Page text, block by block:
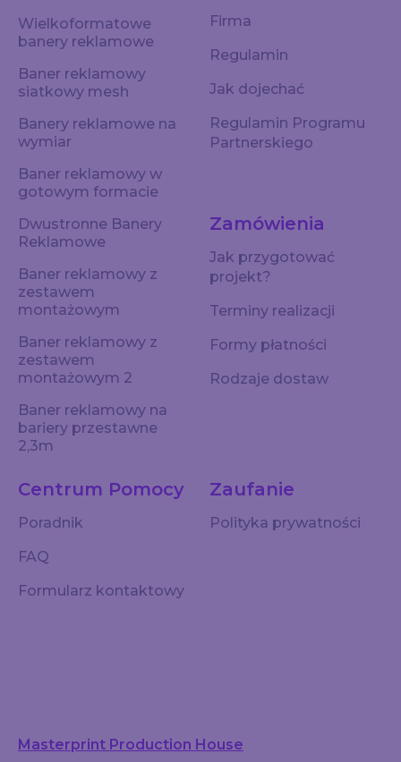
Wielkoformatowe
banery reklamowe
Baner reklamowy
siatkowy mesh
Banery reklamowe na
wymiar
Baner reklamowy w
gotowym formacie
Dwustronne Banery
Reklamowe
Baner reklamowy z
zestawem
montażowym
Baner reklamowy z
zestawem
montażowym 2
Baner reklamowy na
bariery przestawne
2,3m
Firma
Regulamin
Jak dojechać
Regulamin Programu
Partnerskiego
Centrum Pomocy
Poradnik
FAQ
Formularz kontaktowy
Zaufanie
Polityka prywatności
Zamówienia
Jak przygotować
projekt?
Terminy realizacji
Formy płatności
Rodzaje dostaw
Masterprint Production House